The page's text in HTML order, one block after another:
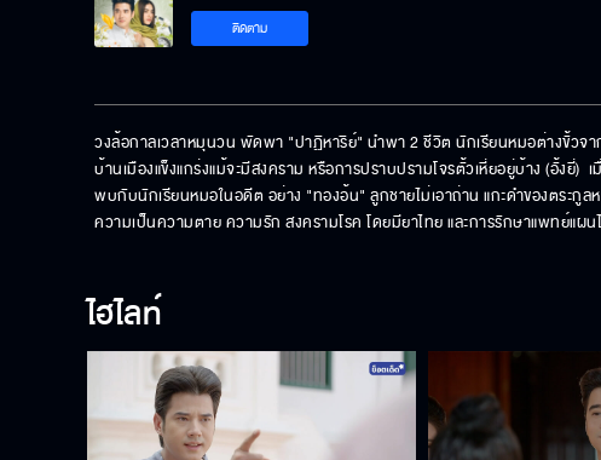
ติดตาม
วงล้อกาลเวลาหมุนวน พัดพา "ปาฏิหาริย์" นำพา 2 ชีวิต นักเรียนหมอต่างขั้วจ
บ้านเมืองแข็งแกร่งแม้จะมีสงคราม หรือการปราบปรามโจรตั้วเหี่ยอยู่บ้าง (อั้ง
พบกับนักเรียนหมอในอดีต อย่าง "ทองอ้น" ลูกชายไม่เอาถ่าน แกะดำของตระกู
ความเป็นความตาย ความรัก สงครามโรค โดยมียาไทย และการรักษาแพทย์แผ
ไฮไลท์